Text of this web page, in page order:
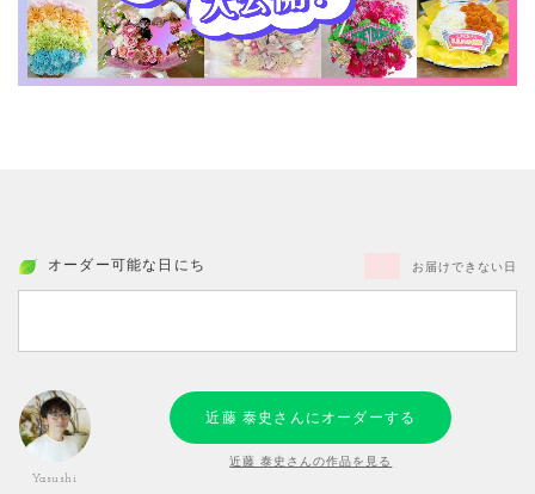
オーダー可能な日にち お届けできない日
Yasushi
近藤 泰史さんにオーダーする
近藤 泰史さんの作品を見る